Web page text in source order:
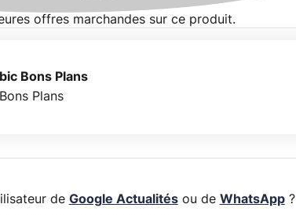
offres marchandes sur ce produit.
Bons Plans
Plans
de Google Actualitésou de WhatsApp?